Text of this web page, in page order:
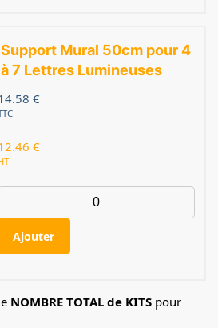
Support Mural 50cm pour 4
à 7 Lettres Lumineuses
€
€
Ajouter
NOMBRE TOTAL de KITS pour